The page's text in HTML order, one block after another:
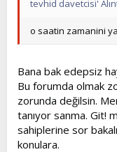
tevhid davetcisi'
o saatin zamanini
Bana bak edepsiz
Bu forumda olmak
zorunda değilsin.
tanıyor sanma. Git!
sahiplerine sor
konulara.